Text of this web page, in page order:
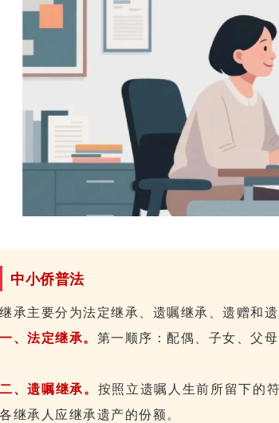
中小侨普法
继承主要分为法定继承、遗嘱继承、遗赠和遗
一、法定继承。 第一顺序：配偶、子女、父
二、遗嘱继承。 按照立遗嘱人生前所留下的
各继承人应继承遗产的份额。